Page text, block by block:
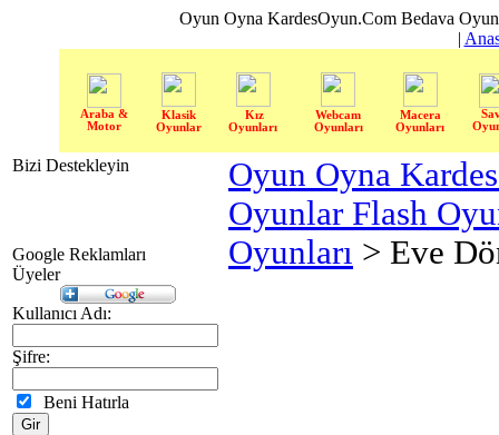
Oyun Oyna KardesOyun.Com Bedava
|
Araba &
Motor
Klasik
Oyunlar
Kız
Oyunları
Webcam
Oyunları
Macera
Oyunları
Bizi Destekleyin
Google Reklamları
Üyeler
Kullanıcı Adı:
Şifre:
Beni Hatırla
Oyun Oyna
Oyunlar Flash
Oyunları > Eve